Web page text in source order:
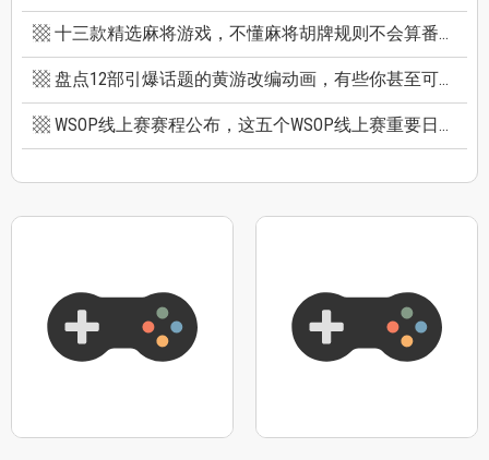
十三款精选麻将游戏，不懂麻将胡牌规则不会算番也能玩
盘点12部引爆话题的黄游改编动画，有些你甚至可能不知道它原作是黄游
WSOP线上赛赛程公布，这五个WSOP线上赛重要日期千万别错过